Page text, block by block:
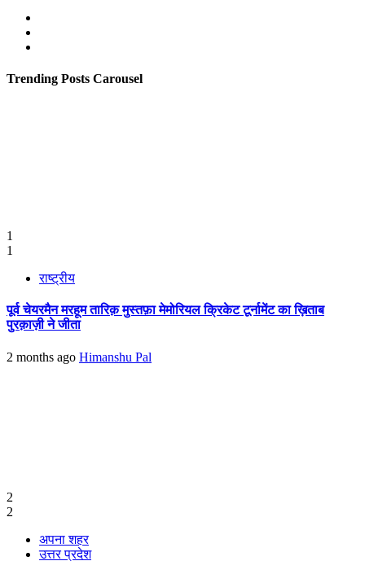
Trending Posts Carousel
1
1
राष्ट्रीय
पूर्व चेयरमैन मरहूम तारिक़ मुस्तफ़ा मेमोरियल क्रिकेट टूर्नामेंट का ख़िताब
पुरक़ाज़ी ने जीता
2 months ago Himanshu Pal
2
2
अपना शहर
उत्तर प्रदेश